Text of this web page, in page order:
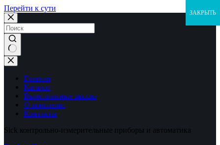
Перейти к сути
Ничего
не
найденоГлавная
Каталог
Выполненные заказы
О компании
Контакты
Sick контрольно-измерительные приборы и автоматика
ЗАКРЫТЬ